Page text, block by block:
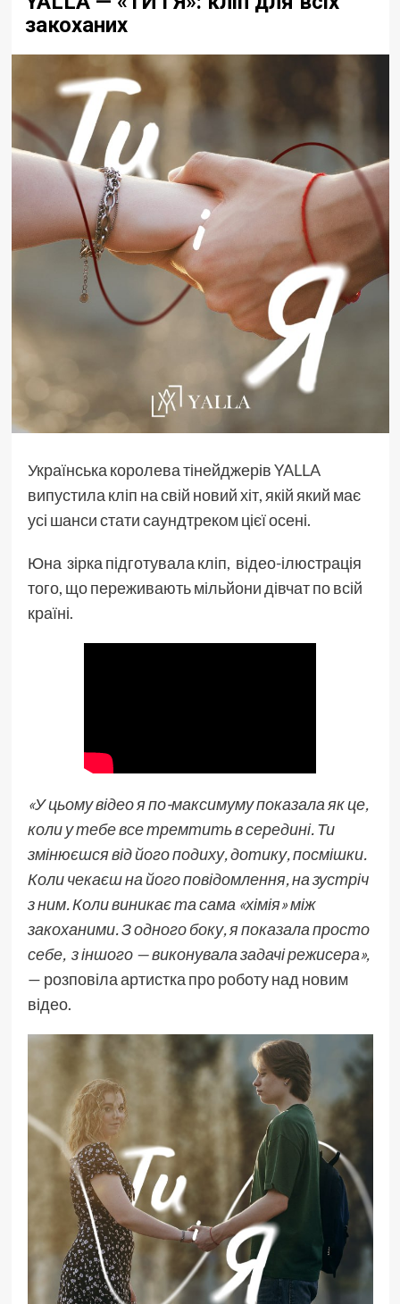
закоханих
Українська королева тінейджерівYALLA
випустила кліп на свій новий хіт, якій який має
усі шанси стати саундтреком цієї осені.
Юна зірка підготувала кліп, відео-ілюстрація
того, що переживають мільйони дівчат по всій
країні.
«У цьому відео я по-максимуму показала як це,
коли у тебе все тремтить в середині. Ти
змінюєшся від його подиху, дотику, посмішки.
Коли чекаєш на його повідомлення, на зустріч
з ним. Коли виникає та сама «хімія» між
закоханими. З одного боку, я показала просто
себе, з іншого — виконувала задачі режисера»,
— розповіла артистка про роботу над новим
відео.